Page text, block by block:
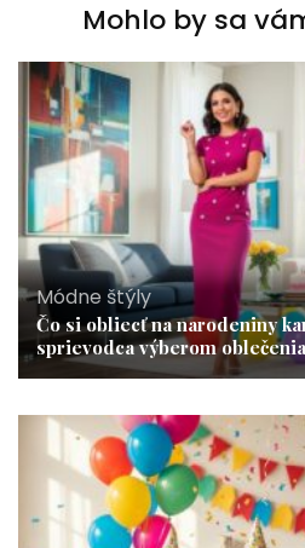
Mohlo by sa
Módne štýly
Čo si obliecť na narodeniny
sprievodca výberom oblečenia